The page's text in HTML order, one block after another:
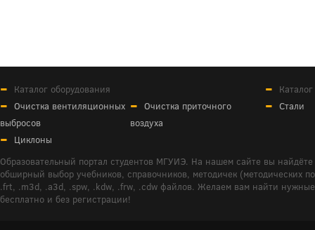
Каталог оборудования
Очистка вентиляционных
выбросов
Очистка приточного
воздуха
Циклоны
Стали
Образовательный портал студентов МГУИЭ. На нашем сайте вы
обширный выбор учебников, справочников, методичек (методических
.frt, .m3d, .a3d, .spw, .kdw, .frw, .cdw файлов. Желаем вам найти
бесплатно и без регистрации!